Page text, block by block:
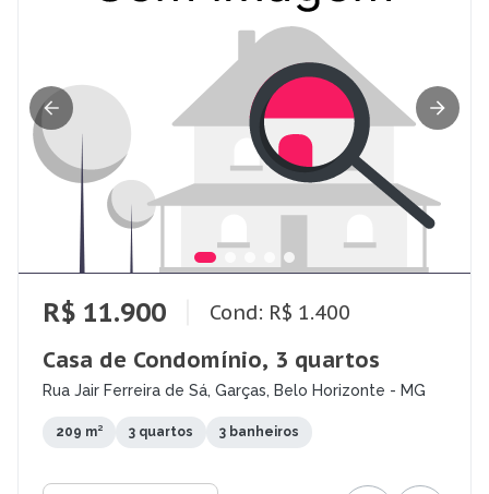
R$ 11.900 Cond: R$ 1.400
Casa de Condomínio, 3 quartos
Rua Jair Ferreira de Sá, Garças, Belo Horizonte - MG
209 m² 3 quartos 3 banheiros